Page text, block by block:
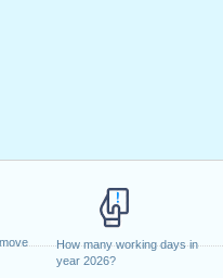
How many working days in
year 2026?